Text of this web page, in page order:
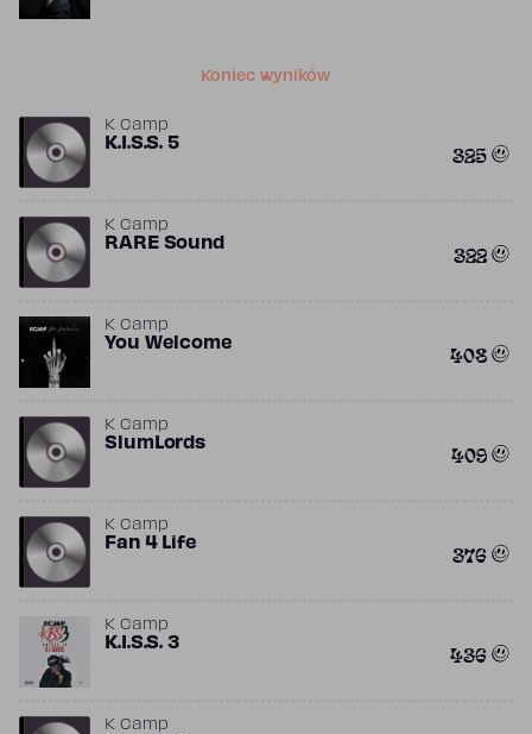
Koniec wyników
K Camp
K.I.S.S. 5 325
K Camp
RARE Sound 322
K Camp
You Welcome 408
K Camp
SlumLords 409
K Camp
Fan 4 Life 376
K Camp
K.I.S.S. 3 436
K Camp